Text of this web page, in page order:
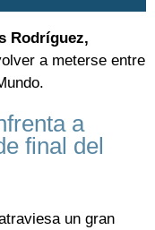
Rodríguez,
a meterse entre
a
final del
un gran